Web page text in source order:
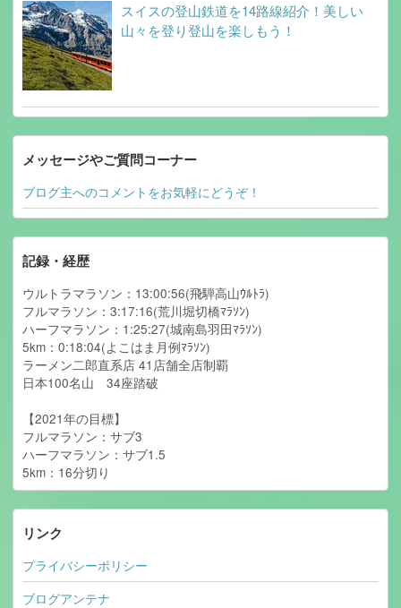
スイスの登山鉄道を14路線紹介！美しい
山々を登り登山を楽しもう！
メッセージやご質問コーナー
ブログ主へのコメントをお気軽にどうぞ！
記録・経歴
ウルトラマラソン：13:00:56(飛騨高山ｳﾙﾄﾗ)
フルマラソン：3:17:16(荒川堀切橋ﾏﾗｿﾝ)
ハーフマラソン：1:25:27(城南島羽田ﾏﾗｿﾝ)
5km：0:18:04(よこはま月例ﾏﾗｿﾝ)
ラーメン二郎直系店 41店舗全店制覇
日本100名山 34座踏破
【2021年の目標】
フルマラソン：サブ3
ハーフマラソン：サブ1.5
5km：16分切り
リンク
プライバシーポリシー
ブログアンテナ